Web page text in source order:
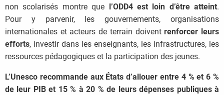
non scolarisés montre que
l’ODD4 est loin d’être atteint.
Pour y parvenir, les gouvernements, organisations
internationales et acteurs de terrain doiventrenforcer leurs
efforts, investir dans les enseignants, les infrastructures, les
ressources pédagogiques et la participation des jeunes.
L’Unesco recommande aux États d’allouer entre 4 % et 6 %
de leur PIB et 15 % à 20 % de leurs dépenses publiques à